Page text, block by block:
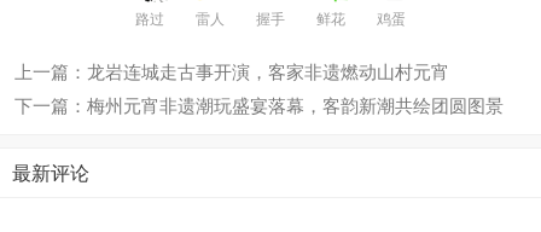
路过 雷人 握手 鲜花 鸡蛋
上一篇：龙岩连城走古事开演，客家非遗燃动山村元宵
下一篇：梅州元宵非遗潮玩盛宴落幕，客韵新潮共绘团圆图景
最新评论